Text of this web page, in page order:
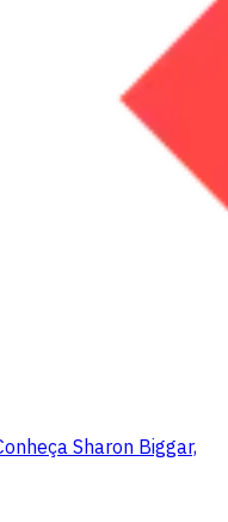
Sharon Biggar,